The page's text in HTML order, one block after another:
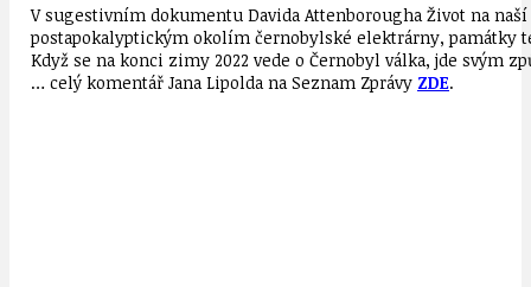
V sugestivním dokumentu Davida Attenborougha Život na
postapokalyptickým okolím černobylské elektrárny, památky
Když se na konci zimy 2022 vede o Černobyl válka, jde svým
… celý komentář Jana Lipolda na Seznam Zprávy ZDE.